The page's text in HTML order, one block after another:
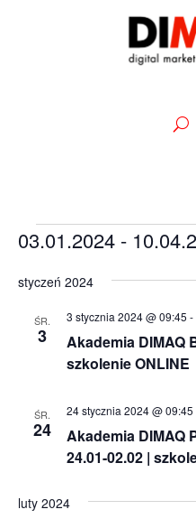
Wydarzenia
03.01.2024 -
datę.
styczeń 2024
ŚR.
3
Akademia DIMAQ
szkolenie ONLINE
3 stycznia 2024 @ 09:45 -
ŚR.
24
Akademia DIMAQ
24.01-02.02 |
24 stycznia 2024 @ 09:45
luty 2024